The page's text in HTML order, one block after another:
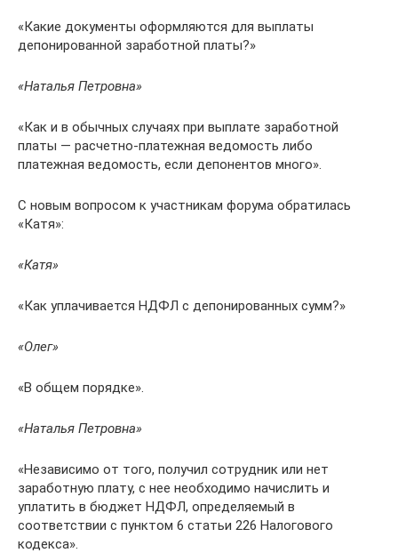
«Какие документы оформляются для выплаты
депонированной заработной платы?»
«Наталья Петровна»
«Как и в обычных случаях при выплате заработной
платы — расчетно-платежная ведомость либо
платежная ведомость, если депонентов много».
С новым вопросом к участникам форума обратилась
«Катя»:
«Катя»
«Как уплачивается НДФЛ с депонированных сумм?»
«Олег»
«В общем порядке».
«Наталья Петровна»
«Независимо от того, получил сотрудник или нет
заработную плату, с нее необходимо начислить и
уплатить в бюджет НДФЛ, определяемый в
соответствии с пунктом 6 статьи 226 Налогового
кодекса».